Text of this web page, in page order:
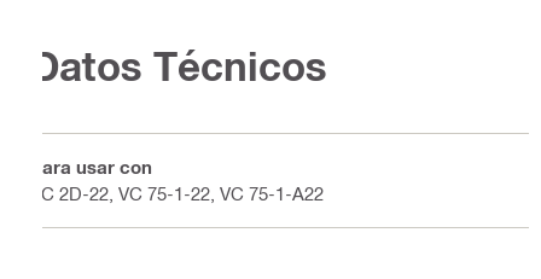
Datos Técnicos
Para usar con
VC 2D-22, VC 75-1-22, VC 75-1-A22